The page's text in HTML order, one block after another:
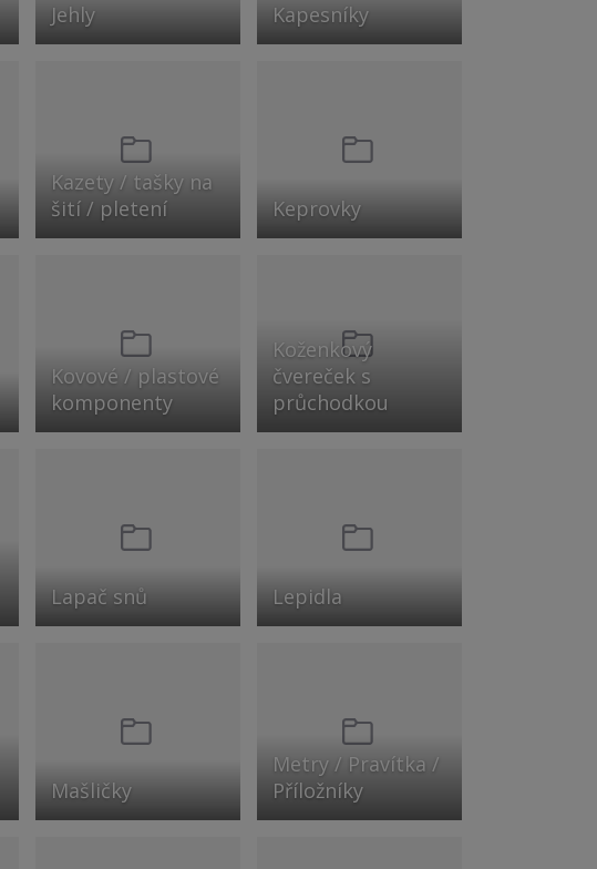
Jehly Kapesníky
Kazety / tašky na
šití / pletení
Keprovky
Kovové / plastové
komponenty
Koženkový
čvereček s
průchodkou
Lapač snů Lepidla
Mašličky
Metry / Pravítka /
Příložníky